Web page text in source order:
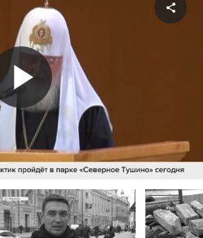
Play
Video